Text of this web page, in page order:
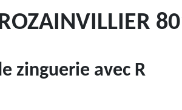
zinguerie avec R